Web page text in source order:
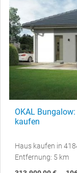
OKAL
kaufen
Haus kaufen in
Entfernung: 5 km